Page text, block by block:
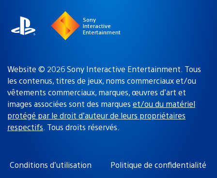
Sony
Interactive
Entertainment
Website © 2026 Sony Interactive Entertainment. Tous
les contenus, titres de jeux, noms commerciaux et/ou
vêtements commerciaux, marques, œuvres d’art et
images associées sont des marques et/ou du matériel
protégé par le droit d’auteur de leurs propriétaires
respectifs. Tous droits réservés.
Conditions d’utilisation
Politique de confidentialité